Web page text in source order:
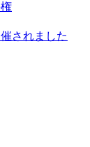
されました